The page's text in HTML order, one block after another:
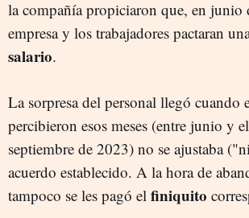
la compañía propiciaron que, en junio
empresa y los trabajadores pactaran
salario.
La sorpresa del personal llegó cuando
percibieron esos meses (entre junio y
septiembre de 2023) no se ajustaba
acuerdo establecido. A la hora de
tampoco se les pagó el finiquito